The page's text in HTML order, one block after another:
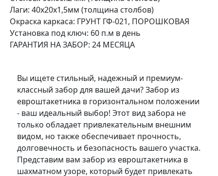
Лаги: 40х20х1,5мм (толщина столбов)
Окраска каркаса: ГРУНТ ГФ-021, ПОРОШКОВАЯ
Установка под ключ: 60 п.м в день
ГАРАНТИЯ НА ЗАБОР: 24 МЕСЯЦА
Вы ищете стильный, надежный и премиум-
классный забор для вашей дачи? Забор из
евроштакетника в горизонтальном положении
- ваш идеальный выбор! Этот вид забора не
только обладает привлекательным внешним
видом, но также обеспечивает прочность,
долговечность и безопасность вашего участка.
Представим вам забор из евроштакетника в
шахматном узоре, который будет привлекать